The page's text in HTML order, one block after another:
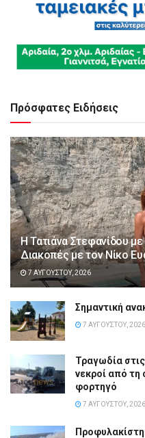
Πρόσφατες Ειδήσεις
Η Τατιάνα Στεφανίδου
Διακοπές με τον Νίκο
7 ΑΥΓΟΎΣΤΟΥ, 2026
Σημαντική
7 ΑΥΓΟΎΣΤΟΥ, 2026
Τραγωδία
νεκροί από τη
φορτηγό
7 ΑΥΓΟΎΣΤΟΥ, 2026